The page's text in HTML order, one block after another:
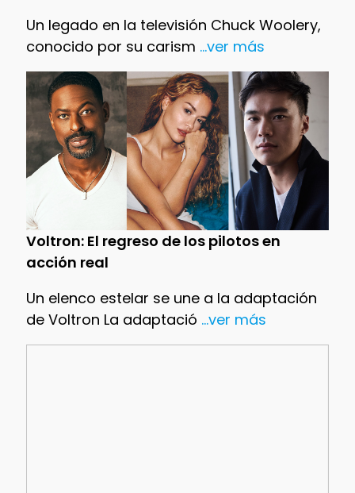
Un legado en la televisión Chuck Woolery,
conocido por su carism ...ver más
Voltron: El regreso de los pilotos en
acción real
Un elenco estelar se une a la adaptación
de Voltron La adaptació ...ver más